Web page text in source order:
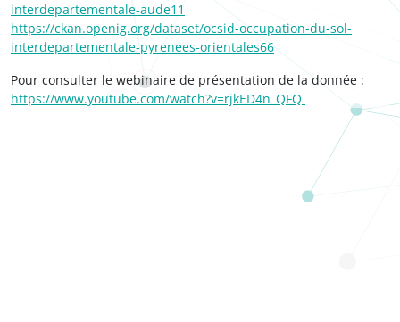
interdepartementale-aude11
https://ckan.openig.org/dataset/ocsid-occupation-du-sol-
interdepartementale-pyrenees-orientales66
Pour consulter le webinaire de présentation de la donnée :
https://www.youtube.com/watch?v=rjkED4n_QFQ